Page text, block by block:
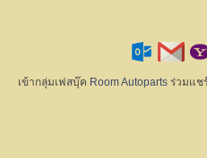
เข้ากลุ่มเฟสบุ๊ค Room Autopartsร่วมแช